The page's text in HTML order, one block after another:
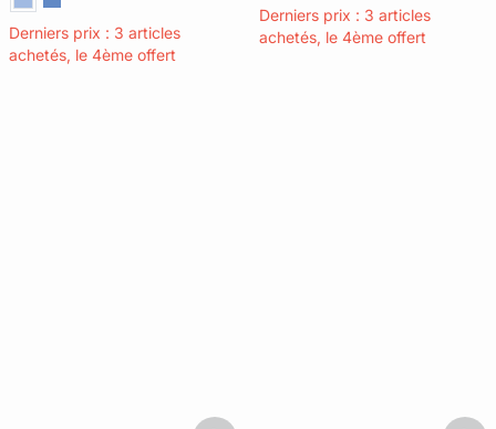
Derniers prix : 3 articles
achetés, le 4ème offert
Derniers prix : 3 articles
achetés, le 4ème offert